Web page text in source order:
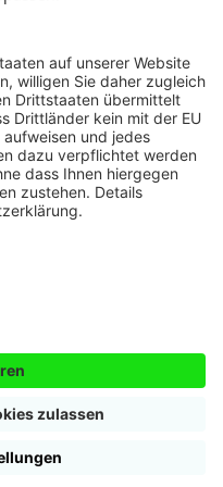
Schreibens